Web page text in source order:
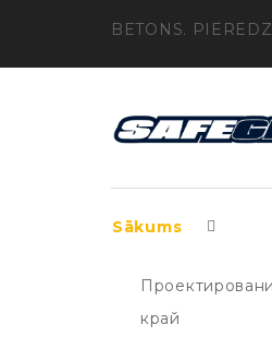
BETONS.
Sākums
край